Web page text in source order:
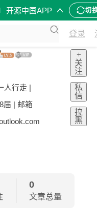
开源中国APP 切
登录
人行走 |
届 | 邮箱
+
关
注
私
信
拉
黑
0
文章总量